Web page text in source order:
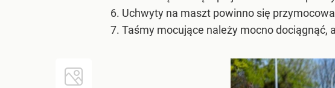
Uchwyty na maszt powinno się
Taśmy mocujące należy mocno dociągnąć,